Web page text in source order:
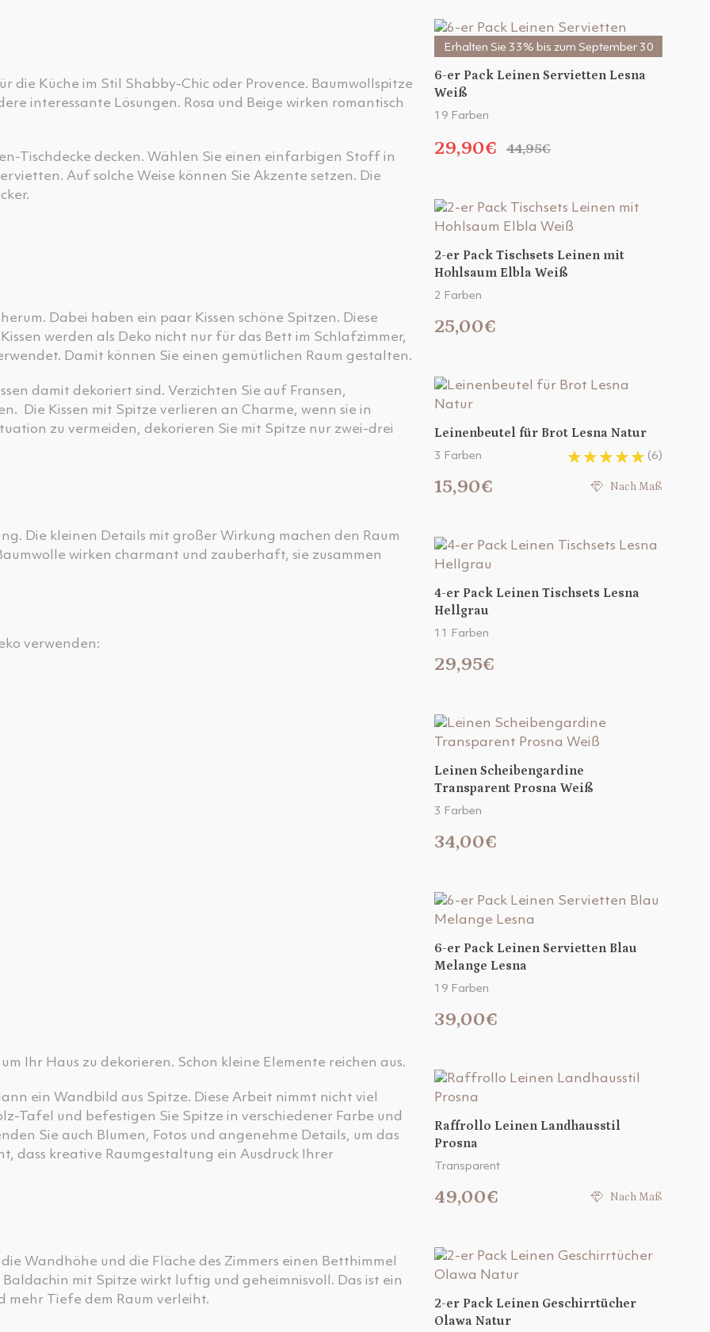
die Küche im Stil Shabby-Chic oder Provence. Baumwollspitze
interessante Lösungen. Rosa und Beige wirken romantisch
Tischdecke decken. Wählen Sie einen einfarbigen Stoff in
Auf solche Weise können Sie Akzente setzen. Die
Dabei haben ein paar Kissen schöne Spitzen. Diese
werden als Deko nicht nur für das Bett im Schlafzimmer,
Damit können Sie einen gemütlichen Raum gestalten.
damit dekoriert sind. Verzichten Sie auf Fransen,
Die Kissen mit Spitze verlieren an Charme, wenn sie in
zu vermeiden, dekorieren Sie mit Spitze nur zwei-drei
Die kleinen Details mit großer Wirkung machen den Raum
wirken charmant und zauberhaft, sie zusammen
verwenden:
Ihr Haus zu dekorieren. Schon kleine Elemente reichen aus.
ein Wandbild aus Spitze. Diese Arbeit nimmt nicht viel
Tafel und befestigen Sie Spitze in verschiedener Farbe und
Sie auch Blumen, Fotos und angenehme Details, um das
dass kreative Raumgestaltung ein Ausdruck Ihrer
Wandhöhe und die Fläche des Zimmers einen Betthimmel
mit Spitze wirkt luftig und geheimnisvoll. Das ist ein
mehr Tiefe dem Raum verleiht.
Erhalten Sie 33% bis zum September 30
6-er Pack Leinen Servietten Lesna
Weiß
19 Farben
29,90€ 44,95€
2-er Pack Tischsets Leinen mit
Hohlsaum Elbla Weiß
2 Farben
25,00€
Leinenbeutel für Brot Lesna Natur
3 Farben (6)
15,90€ Nach Maß
4-er Pack Leinen Tischsets Lesna
Hellgrau
11 Farben
29,95€
Leinen Scheibengardine
Transparent Prosna Weiß
3 Farben
34,00€
6-er Pack Leinen Servietten Blau
Melange Lesna
19 Farben
39,00€
Raffrollo Leinen Landhausstil
Prosna
Transparent
49,00€ Nach Maß
2-er Pack Leinen Geschirrtücher
Olawa Natur